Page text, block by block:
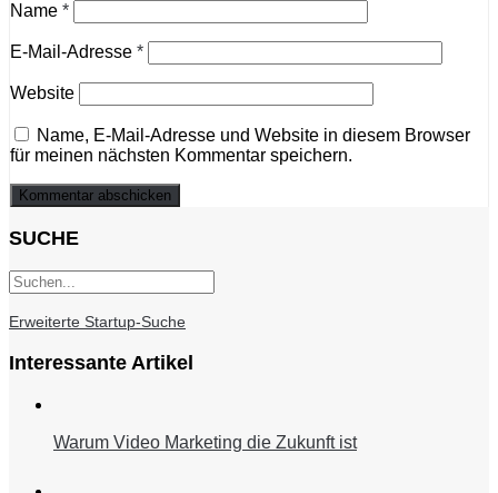
Name *
E-Mail-Adresse *
Website
Name, E-Mail-Adresse und Website in diesem Browser
für meinen nächsten Kommentar speichern.
SUCHE
Erweiterte Startup-Suche
Interessante Artikel
Warum Video Marketing die Zukunft ist